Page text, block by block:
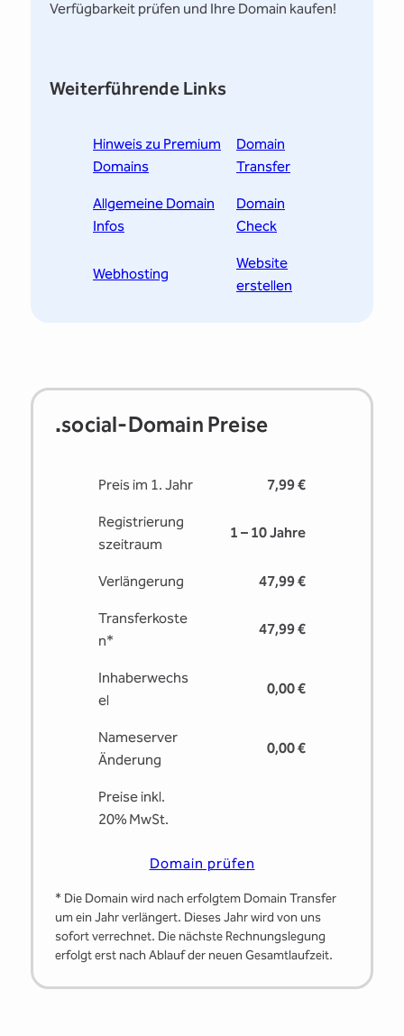
Verfügbarkeit prüfen und Ihre Domain kaufen!
Weiterführende Links
Hinweis zu Premium
Domains
Domain
Transfer
Allgemeine Domain
Infos
Domain
Check
Webhosting
Website
erstellen
.social-Domain Preise
Preis im 1. Jahr 7,99 €
Registrierung
s­zeitraum
1 – 10 Jahre
Verlängerung 47,99 €
Transferkoste
n*
47,99 €
Inhaberwechs
el
0,00 €
Nameserver
Änderung
0,00 €
Preise inkl.
20% MwSt.
Domain prüfen
* Die Domain wird nach erfolgtem Domain Transfer
um ein Jahr verlängert. Dieses Jahr wird von uns
sofort verrechnet. Die nächste Rechnungslegung
erfolgt erst nach Ablauf der neuen Gesamtlaufzeit.